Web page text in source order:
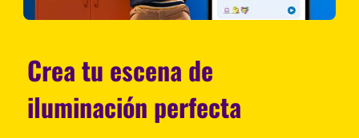
Crea tu escena de
iluminación perfecta